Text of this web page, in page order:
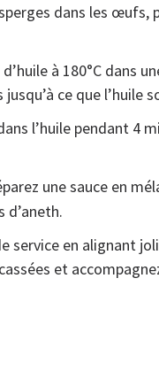
dans les œufs,
à 180°C dans
ce que l’huile
l’huile pendant 4
une sauce en
d’aneth.
service en alignant
et